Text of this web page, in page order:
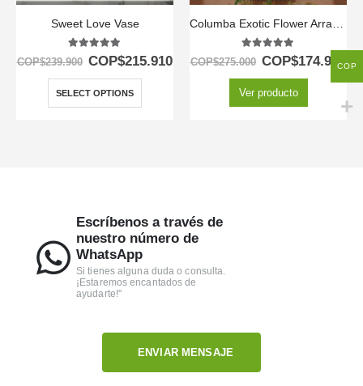
Sweet Love Vase
5.00 out of 5
COP$239.900 COP$215.910
SELECT OPTIONS
Columba Exotic Flower Arrangement
5.00 out of 5
COP$275.000 COP$174.900
Ver producto
Escríbenos a través de
nuestro número de
WhatsApp
Si tienes alguna duda o consulta.
¡Estaremos encantados de
ayudarte!"
ENVIAR MENSAJE
COP